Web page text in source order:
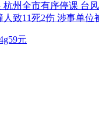
杭州全市有序停课 台
人致11死2伤 涉事单位
元